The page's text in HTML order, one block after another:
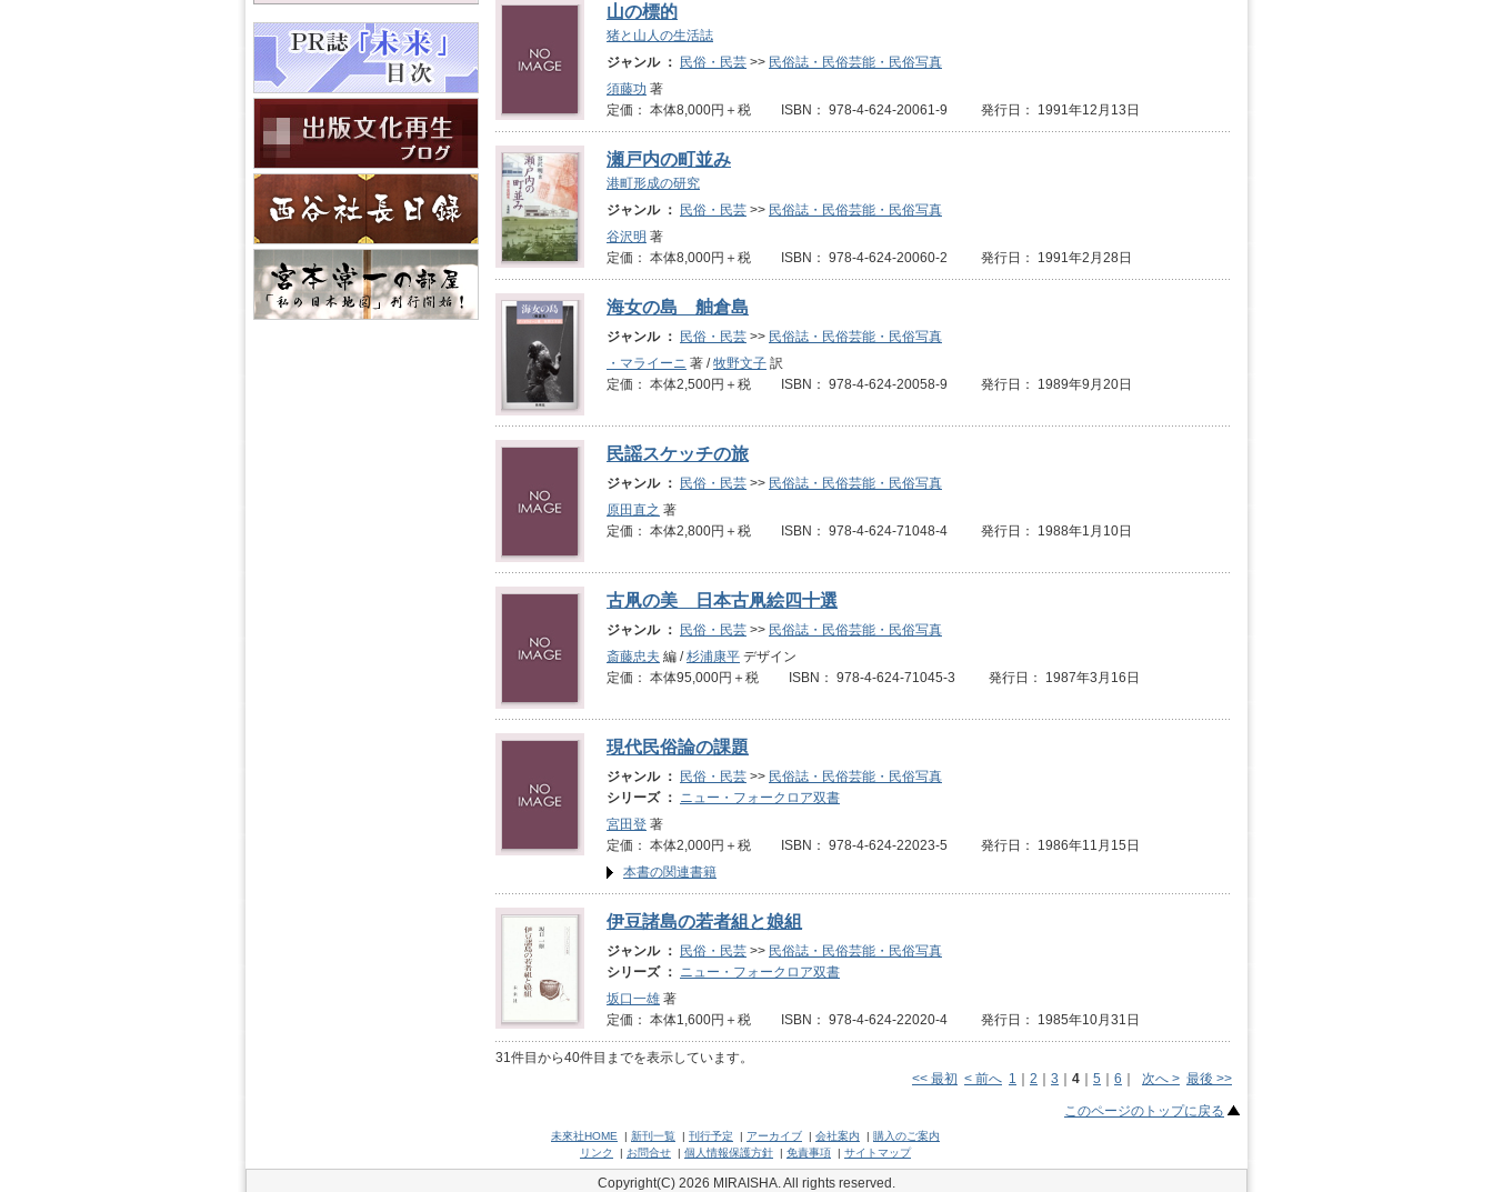
山の標的
猪と山人の生活誌
ジャンル ： 民俗・民芸 >> 民俗誌・民俗芸能・民俗写真
須藤功 著
定価： 本体8,000円＋税 ISBN： 978-4-624-20061-9 発行日： 1991年12月13日
瀬戸内の町並み
港町形成の研究
ジャンル ： 民俗・民芸 >> 民俗誌・民俗芸能・民俗写真
谷沢明 著
定価： 本体8,000円＋税 ISBN： 978-4-624-20060-2 発行日： 1991年2月28日
海女の島 舳倉島
ジャンル ： 民俗・民芸 >> 民俗誌・民俗芸能・民俗写真
・マライーニ 著 /牧野文子 訳
定価： 本体2,500円＋税 ISBN： 978-4-624-20058-9 発行日： 1989年9月20日
民謡スケッチの旅
ジャンル ： 民俗・民芸 >> 民俗誌・民俗芸能・民俗写真
原田直之 著
定価： 本体2,800円＋税 ISBN： 978-4-624-71048-4 発行日： 1988年1月10日
古凧の美 日本古凧絵四十選
ジャンル ： 民俗・民芸 >> 民俗誌・民俗芸能・民俗写真
斎藤忠夫 編 /杉浦康平 デザイン
定価： 本体95,000円＋税 ISBN： 978-4-624-71045-3 発行日： 1987年3月16日
現代民俗論の課題
ジャンル ： 民俗・民芸 >> 民俗誌・民俗芸能・民俗写真
シリーズ ：
ニュー・フォークロア双書
宮田登 著
定価： 本体2,000円＋税 ISBN： 978-4-624-22023-5 発行日： 1986年11月15日
本書の関連書籍
伊豆諸島の若者組と娘組
ジャンル ： 民俗・民芸 >> 民俗誌・民俗芸能・民俗写真
シリーズ ：
ニュー・フォークロア双書
坂口一雄 著
定価： 本体1,600円＋税 ISBN： 978-4-624-22020-4 発行日： 1985年10月31日
31件目から40件目までを表示しています。
<< 最初 < 前へ 1 ｜ 2 ｜ 3 ｜ 4 ｜ 5 ｜ 6 ｜ 次へ > 最後 >>
このページのトップに戻る
未來社HOME | 新刊一覧 | 刊行予定 | アーカイブ | 会社案内 | 購入のご案内
リンク
| お問合せ | 個人情報保護方針 | 免責事項 | サイトマップ
Copyright(C) 2026 MIRAISHA. All rights reserved.